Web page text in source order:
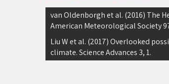
Navigacija
prispevka
van Oldenborgh et al. (2016) The
American Meteorological Society
Liu W et al. (2017) Overlooked
climate. Science Advances 3, 1.